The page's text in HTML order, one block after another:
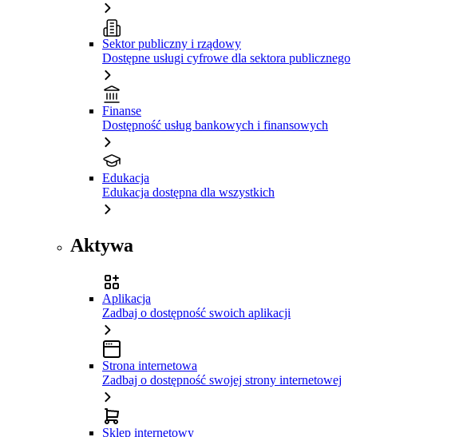
Sektor publiczny i rządowy
Dostępne usługi cyfrowe dla sektora publicznego
Finanse
Dostępność usług bankowych i finansowych
Edukacja
Edukacja dostępna dla wszystkich
Aktywa
Aplikacja
Zadbaj o dostępność swoich aplikacji
Strona internetowa
Zadbaj o dostępność swojej strony internetowej
Sklep internetowy